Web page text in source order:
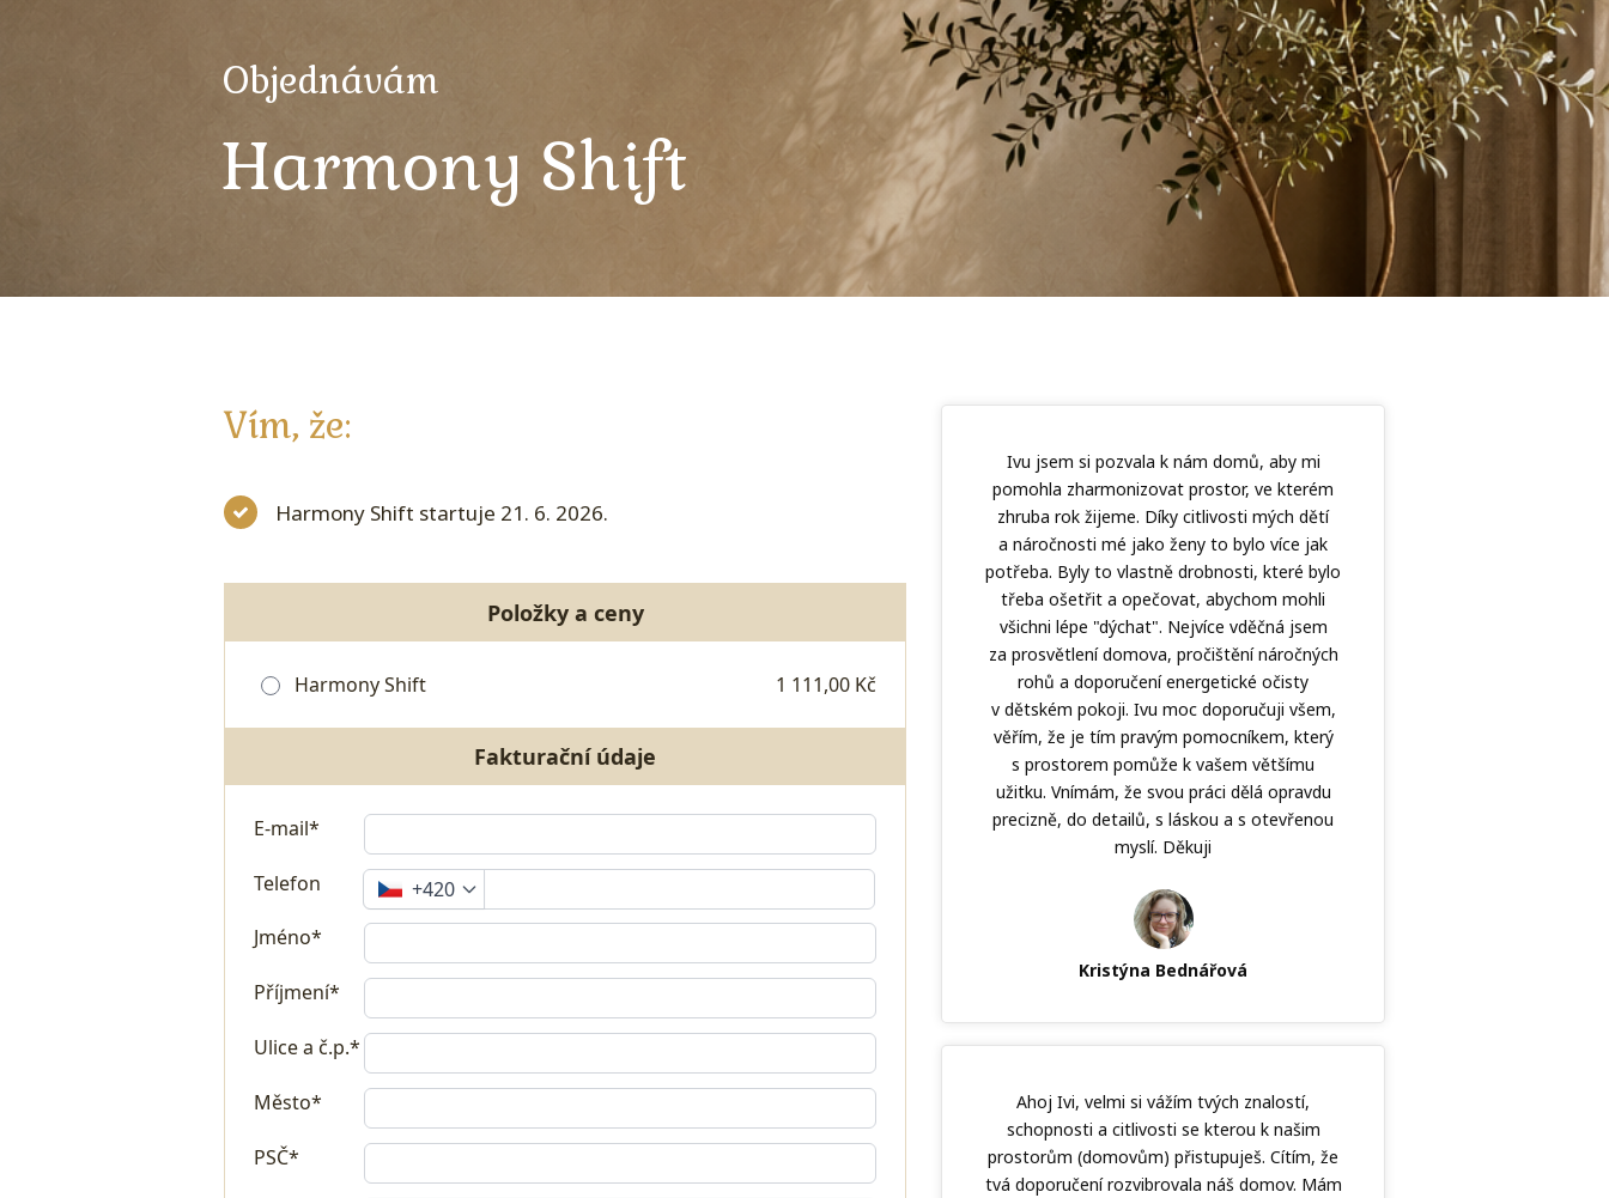
Objednávám
Harmony Shift
Vím, že:
Harmony Shift startuje 21. 6. 2026.
Položky a ceny
Harmony Shift 1 111,00 Kč
Fakturační údaje
E-mail*
Telefon
+420
Jméno*
Příjmení*
Ulice a č.p.*
Město*
PSČ*
Ivu jsem si pozvala k nám domů, aby mi
pomohla zharmonizovat prostor, ve kterém
zhruba rok žijeme. Díky citlivosti mých dětí
a náročnosti mé jako ženy to bylo více jak
potřeba. Byly to vlastně drobnosti, které bylo
třeba ošetřit a opečovat, abychom mohli
všichni lépe "dýchat". Nejvíce vděčná jsem
za prosvětlení domova, pročištění náročných
rohů a doporučení energetické očisty
v dětském pokoji. Ivu moc doporučuji všem,
věřím, že je tím pravým pomocníkem, který
s prostorem pomůže k vašem většímu
užitku. Vnímám, že svou práci dělá opravdu
precizně, do detailů, s láskou a s otevřenou
myslí. Děkuji
Kristýna Bednářová
Ahoj Ivi, velmi si vážím tvých znalostí,
schopnosti a citlivosti se kterou k našim
prostorům (domovům) přistupuješ. Cítím, že
tvá doporučení rozvibrovala náš domov. Mám